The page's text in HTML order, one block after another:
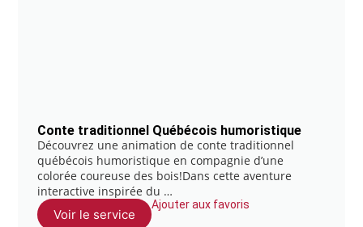
Conte traditionnel Québécois humoristique
Découvrez une animation de conte traditionnel
québécois humoristique en compagnie d’une
colorée coureuse des bois!Dans cette aventure
interactive inspirée du …
Voir le service
Ajouter aux favoris